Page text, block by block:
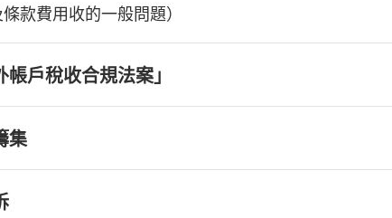
款費用收的一般問題）
帳戶稅收合規法案」
集